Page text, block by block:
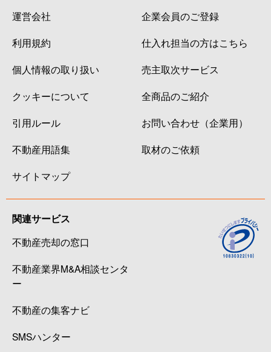
運営会社
利用規約
個人情報の取り扱い
クッキーについて
引用ルール
不動産用語集
サイトマップ
企業会員のご登録
仕入れ担当の方はこちら
売主取次サービス
全商品のご紹介
お問い合わせ（企業用）
取材のご依頼
関連サービス
不動産売却の窓口
不動産業界M&A相談センタ
ー
不動産の集客ナビ
SMSハンター